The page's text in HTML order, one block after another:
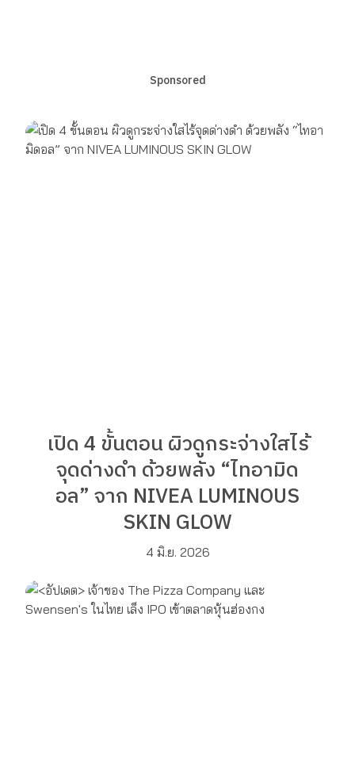
Sponsored
เปิด 4 ขั้นตอน ผิวดูกระจ่างใสไร้
จุดด่างดำ ด้วยพลัง “ไทอามิด
อล” จาก NIVEA LUMINOUS
SKIN GLOW
4 มิ.ย. 2026